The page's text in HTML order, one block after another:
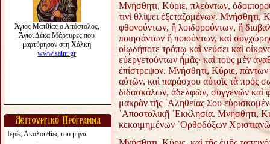
Ιερές Ακολουθίες του μήνα
Μνήσθητι, Κύριε, πλεόντων,
τινὶ θλίψει ἐξεταζομένων. Μνήσθητι,
φθονούντων, ἤ λοιδορούντων, ἤ
ποιησάντων ἤ ποιούντων, καὶ
οἱῳδήποτε τρόπῳ καὶ νεύσει καὶ
εὐεργετούντων ἡμᾶς· καὶ τοὺς μὲν
ἐπίστρεψον. Μνήσθητι, Κύριε, πάντων
αὐτῶν, καὶ παράσχου αὐτοῖς τὰ πρός
διδασκάλων, ἀδελφῶν, συγγενῶν καὶ
μακρὰν τῆς ᾿Αληθείας Σου
᾿Αποστολικῇ ᾿Εκκλησίᾳ. Μνήσθητι,
κεκοιμημένων ᾿Ορθοδόξων